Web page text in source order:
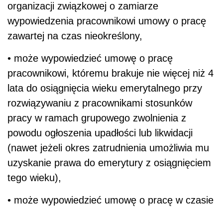
organizacji związkowej o zamiarze
wypowiedzenia pracownikowi umowy o pracę
zawartej na czas nieokreślony,
• może wypowiedzieć umowę o pracę
pracownikowi, któremu brakuje nie więcej niż 4
lata do osiągnięcia wieku emerytalnego przy
rozwiązywaniu z pracownikami stosunków
pracy w ramach grupowego zwolnienia z
powodu ogłoszenia upadłości lub likwidacji
(nawet jeżeli okres zatrudnienia umożliwia mu
uzyskanie prawa do emerytury z osiągnięciem
tego wieku),
• może wypowiedzieć umowę o pracę w czasie